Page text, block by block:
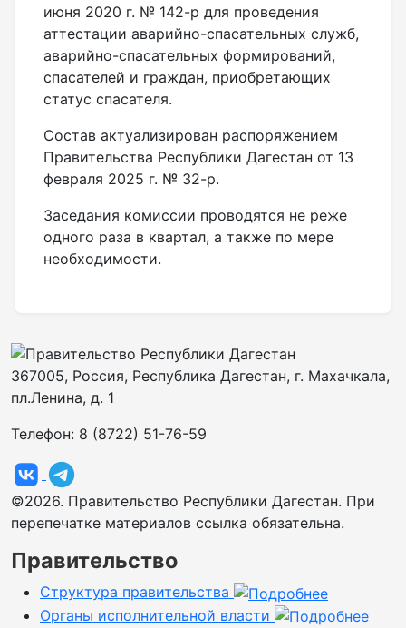
июня 2020 г. № 142-р для проведения
аттестации аварийно-спасательных служб,
аварийно-спасательных формирований,
спасателей и граждан, приобретающих
статус спасателя.
Состав актуализирован распоряжением
Правительства Республики Дагестан от 13
февраля 2025 г. № 32-р.
Заседания комиссии проводятся не реже
одного раза в квартал, а также по мере
необходимости.
367005, Россия, Республика Дагестан, г. Махачкала,
пл.Ленина, д. 1
Телефон: 8 (8722) 51-76-59
©2026. Правительство Республики Дагестан. При
перепечатке материалов ссылка обязательна.
Правительство
Структура правительства
Органы исполнительной власти